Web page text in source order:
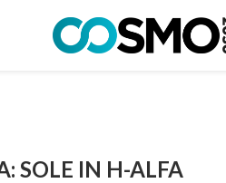
SOLE IN H-ALFA